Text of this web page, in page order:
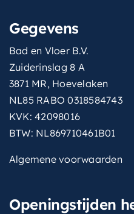
Gegevens
Bad en Vloer B.V.
Zuiderinslag 8 A
3871 MR, Hoevelaken
NL85 RABO 0318584743
KVK: 42098016
BTW: NL869710461B01
Algemene voorwaarden
Openingstijden